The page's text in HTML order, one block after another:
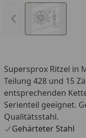
Vorheriges Bild
Supersprox Ritzel in
Teilung 428 und 15
entsprechenden
Serienteil geeignet.
Qualitätsstahl.
Gehärteter Stahl